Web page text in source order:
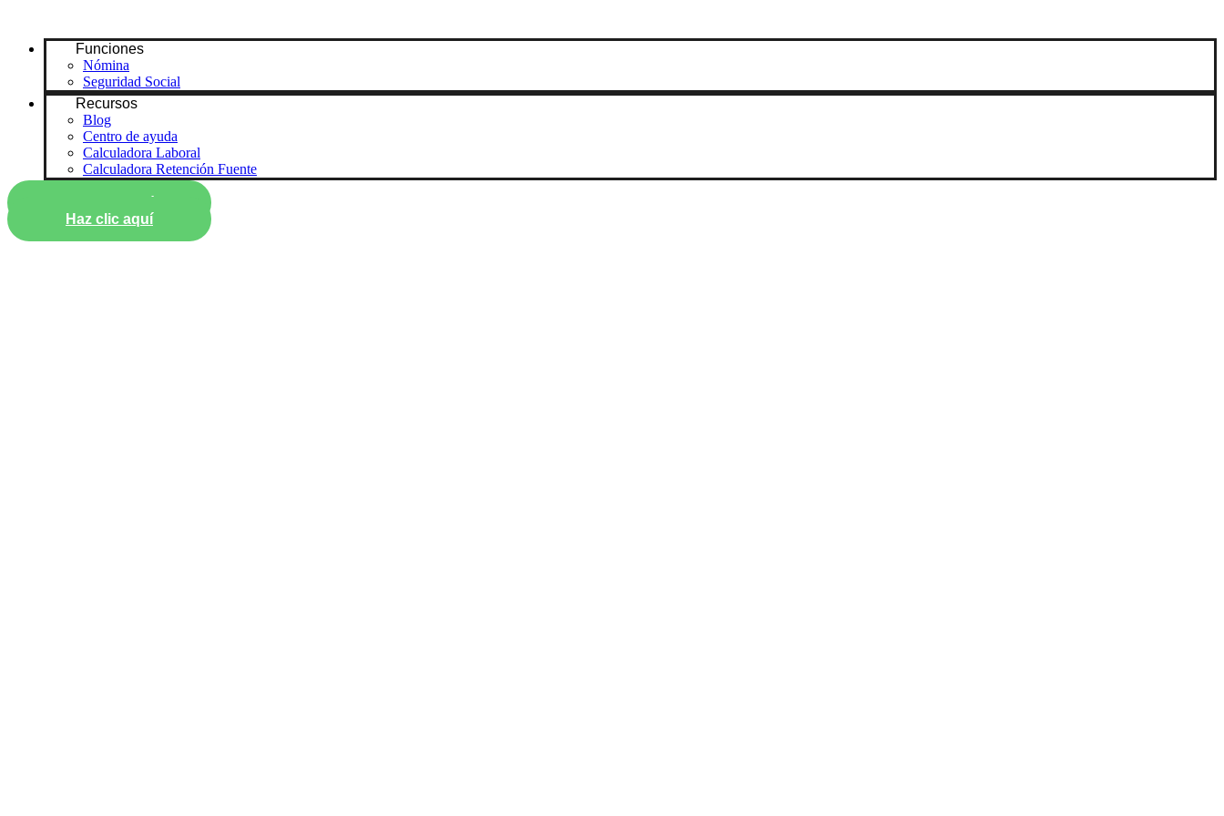
Funciones
Nómina
Seguridad Social
Recursos
Blog
Centro de ayuda
Calculadora Laboral
Calculadora Retención Fuente
Haz clic aquí